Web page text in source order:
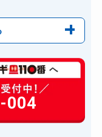
6,600円～(税込)
14,300円～(税込)
13,200円～(税込)
004